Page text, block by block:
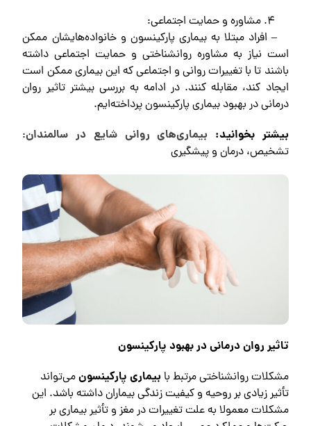
مشاوره و حمایت اجتماعی:
– افراد مبتلا به بیماری پارکینسون و خانواده‌هایشان ممکن
است نیاز به مشاوره روانشناختی و حمایت اجتماعی داشته
باشند تا با تغییرات روانی و اجتماعی که این بیماری ممکن است
ایجاد کند، مقابله کنند. در ادامه به بررسی بیشتر تاثیر روان
درمانی در بهبود بیماری پارکینسون پرداخته‌ایم.
بیشتر بخوانید: بیماری‌های روانی شایع در سالمندان:
تشخیص، درمان و پیشگیری
تاثیر روان درمانی در بهبود پارکینسون
مشکلات روانشناختی مرتبط بابیماری پارکینسونمی‌تواند
تأثیر زیادی بر روحیه و کیفیت زندگی بیماران داشته باشد. این
مشکلات معمولا به علت تغییرات در مغز و تأثیر بیماری بر